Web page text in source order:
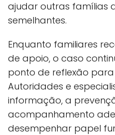
ajudar outras famílias
semelhantes.
Enquanto familiares
de apoio, o caso
ponto de reflexão
Autoridades e
informação, a
acompanhamento
desempenhar papel